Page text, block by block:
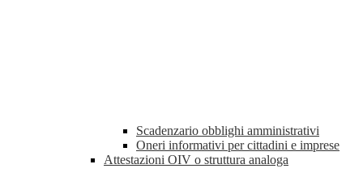
Scadenzario obblighi amministrativi
Oneri informativi per cittadini e imprese
Attestazioni OIV o struttura analoga